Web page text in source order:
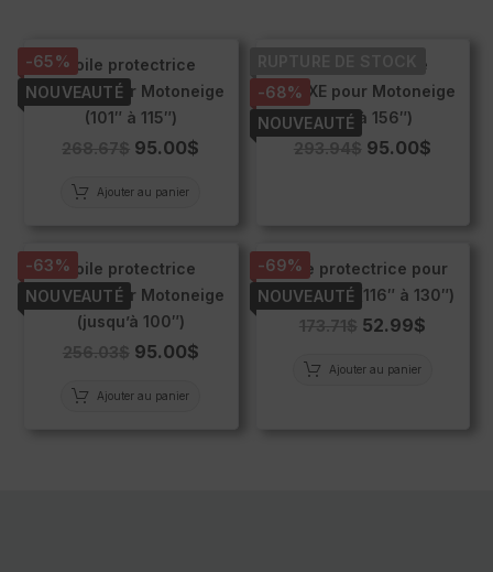
-65%
NOUVEAUTÉ
Toile protectrice
DELUXE pour Motoneige
(101″ à 115″)
268.67$ 95.00$
Ajouter au panier
-68%
NOUVEAUTÉ
Toile protectrice
DELUXE pour Motoneige
(146″ à 156″)
293.94$ 95.00$
-63%
NOUVEAUTÉ
Toile protectrice
DELUXE pour Motoneige
(jusqu’à 100″)
256.03$ 95.00$
Ajouter au panier
-69%
NOUVEAUTÉ
Toile protectrice pour
Motoneige (116″ à 130″)
173.71$ 52.99$
Ajouter au panier